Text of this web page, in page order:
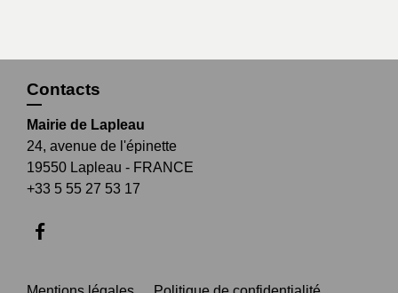
Contacts
Mairie de Lapleau
24, avenue de l'épinette
19550 Lapleau - FRANCE
+33 5 55 27 53 17